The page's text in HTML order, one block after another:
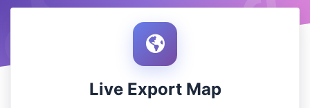
Live Export Map